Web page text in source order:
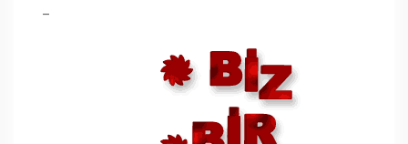
–